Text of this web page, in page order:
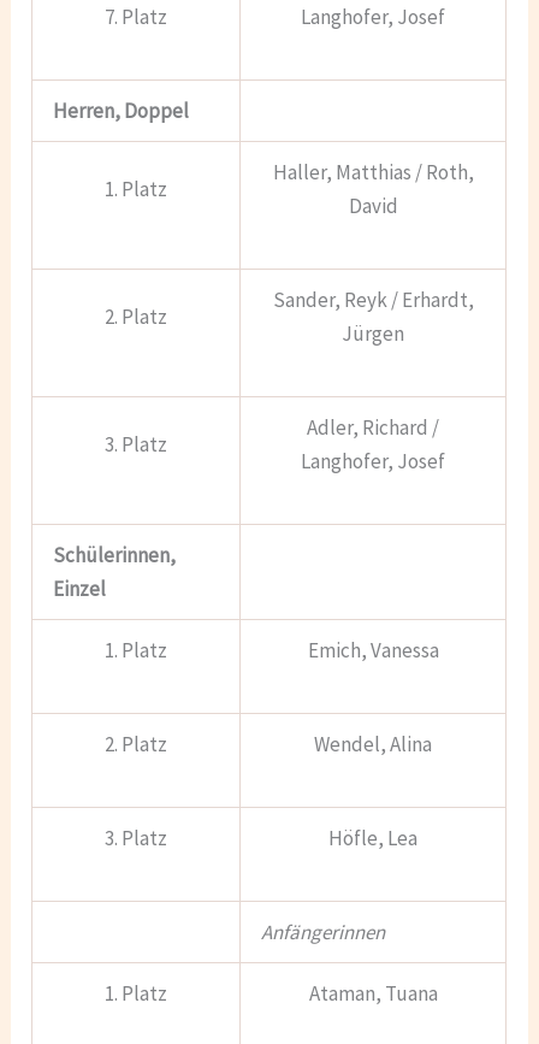
7. Platz Langhofer, Josef
Herren, Doppel
1. Platz
Haller, Matthias / Roth,
David
2. Platz
Sander, Reyk / Erhardt,
Jürgen
3. Platz
Adler, Richard /
Langhofer, Josef
Schülerinnen,
Einzel
1. Platz Emich, Vanessa
2. Platz Wendel, Alina
3. Platz Höfle, Lea
Anfängerinnen
1. Platz Ataman, Tuana